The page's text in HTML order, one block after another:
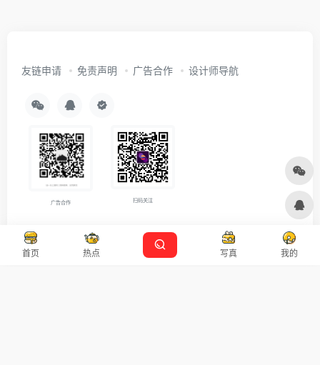
首页 热点 写真 我的
友链申请 免责声明 广告合作 设计师导航
广告合作 扫码关注
Copyright © 2026沪ICP备2021007899号-5 Designed by 设计资源